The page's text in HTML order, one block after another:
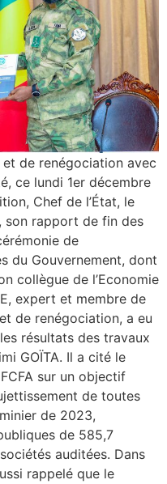
de renégociation avec
ce lundi 1er décembre
Chef de l’État, le
son rapport de fin des
de
du Gouvernement, dont
collègue de l’Economie
expert et membre de
de renégociation, a eu
résultats des travaux
GOÏTA. Il a cité le
sur un objectif
de toutes
de 2023,
de 585,7
auditées. Dans
rappelé que le